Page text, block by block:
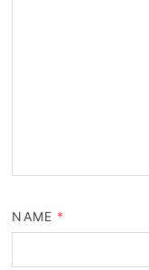
NAME *